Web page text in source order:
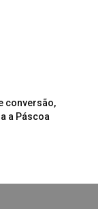
conversão,
a Páscoa